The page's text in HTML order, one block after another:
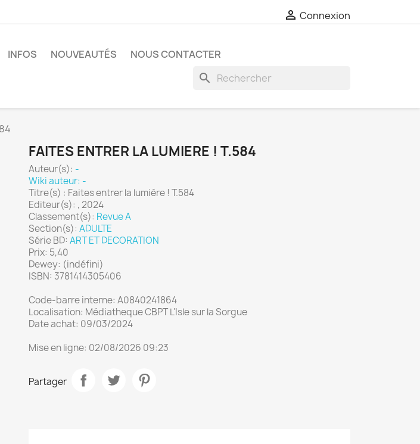
 Connexion
INFOS NOUVEAUTÉS NOUS CONTACTER
search
FAITES ENTRER LA LUMIERE ! T.584
Auteur(s): -
Wiki auteur: -
Titre(s) : Faites entrer la lumière ! T.584
Editeur(s): , 2024
Classement(s): Revue A
Section(s): ADULTE
Série BD: ART ET DECORATION
Prix: 5,40
Dewey: (indéfini)
ISBN: 3781414305406
Code-barre interne: A0840241864
Localisation: Médiatheque CBPT L'Isle sur la Sorgue
Date achat: 09/03/2024
Mise en ligne: 02/08/2026 09:23
Partager